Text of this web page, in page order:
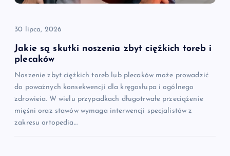
30 lipca, 2026
Jakie są skutki noszenia zbyt ciężkich toreb i
plecaków
Noszenie zbyt ciężkich toreb lub plecaków może prowadzić
do poważnych konsekwencji dla kręgosłupa i ogólnego
zdrowieia. W wielu przypadkach długotrwałe przeciążenie
mięśni oraz stawów wymaga interwencji specjalistów z
zakresu ortopedia…